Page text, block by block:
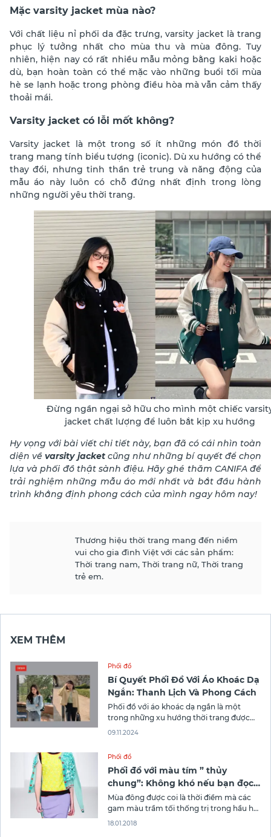
Mặc varsity jacket mùa nào?
Với chất liệu nỉ phối da đặc trưng, varsity jacket là trang
phục lý tưởng nhất cho mùa thu và mùa đông. Tuy
nhiên, hiện nay có rất nhiều mẫu mỏng bằng kaki hoặc
dù, bạn hoàn toàn có thể mặc vào những buổi tối mùa
hè se lạnh hoặc trong phòng điều hòa mà vẫn cảm thấy
thoải mái.
Varsity jacket có lỗi mốt không?
Varsity jacket là một trong số ít những món đồ thời
trang mang tính biểu tượng (iconic). Dù xu hướng có thể
thay đổi, nhưng tinh thần trẻ trung và năng động của
mẫu áo này luôn có chỗ đứng nhất định trong lòng
những người yêu thời trang.
Đừng ngần ngại sở hữu cho mình một chiếc
jacket chất lượng để luôn bắt kịp xu hướng
Hy vọng với bài viết chi tiết này, bạn đã có cái nhìn toàn
diện vềvarsity jacketcũng như những bí quyết để chọn
lựa và phối đồ thật sành điệu. Hãy ghé thăm CANIFA để
trải nghiệm những mẫu áo mới nhất và bắt đầu hành
trình khẳng định phong cách của mình ngay hôm nay!
Thương hiệu thời trang mang đến niềm
vui cho gia đình Việt với các sản phẩm:
Thời trang nam, Thời trang nữ, Thời trang
trẻ em.
XEM THÊM
Phối đồ
Bí Quyết Phối Đồ Với Áo Khoác Dạ
Ngắn: Thanh Lịch Và Phong Cách
Phối đồ với áo khoác dạ ngắn là một
trong những xu hướng thời trang được
yêu thích nhất trong mùa lạnh. Áo khoác
với nhiều loại trang phục khác nhau.
Trong bài
09.11.2024
Phối đồ
Phối đồ với màu tím ” thủy
chung”: Không khó nếu bạn đọc
6 cách dưới đây!
Mùa đông được coi là thời điểm mà các
gam màu trầm tối thống trị trong hầu hết
outfit từ nhà ra ngõ. Song đừng để xu
18.01.2018